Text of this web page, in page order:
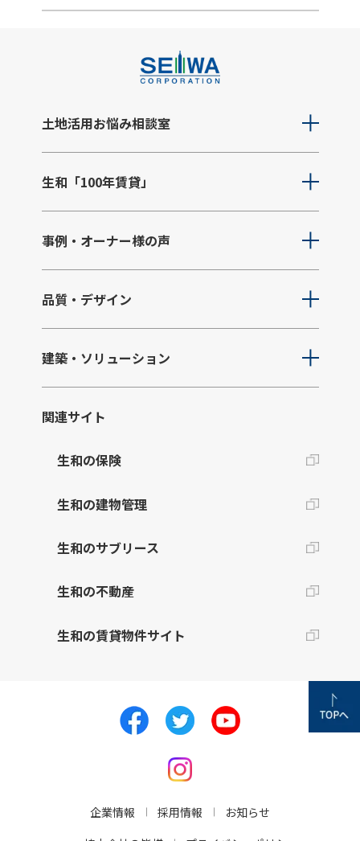
土地活用お悩み相談室
生和「100年賃貸」
事例・オーナー様の声
品質・デザイン
建築・ソリューション
関連サイト
生和の保険
生和の建物管理
生和のサブリース
生和の不動産
生和の賃貸物件サイト
企業情報 採用情報
お知らせ